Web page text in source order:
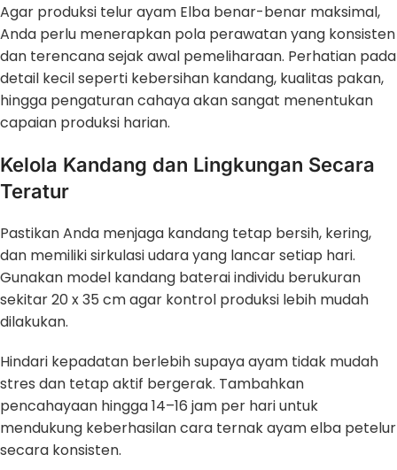
Agar produksi telur ayam Elba benar-benar maksimal,
Anda perlu menerapkan pola perawatan yang konsisten
dan terencana sejak awal pemeliharaan. Perhatian pada
detail kecil seperti kebersihan kandang, kualitas pakan,
hingga pengaturan cahaya akan sangat menentukan
capaian produksi harian.
Kelola Kandang dan Lingkungan Secara
Teratur
Pastikan Anda menjaga kandang tetap bersih, kering,
dan memiliki sirkulasi udara yang lancar setiap hari.
Gunakan model kandang baterai individu berukuran
sekitar 20 x 35 cm agar kontrol produksi lebih mudah
dilakukan.
Hindari kepadatan berlebih supaya ayam tidak mudah
stres dan tetap aktif bergerak. Tambahkan
pencahayaan hingga 14–16 jam per hari untuk
mendukung keberhasilan cara ternak ayam elba petelur
secara konsisten.